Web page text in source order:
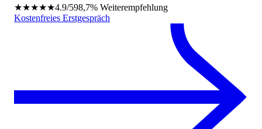
★★★★★4.9/598,7% Weiterempfehlung
Kostenfreies Erstgespräch